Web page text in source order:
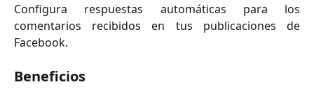
Configura respuestas automáticas para los
comentarios recibidos en tus publicaciones de
Facebook.
Beneficios